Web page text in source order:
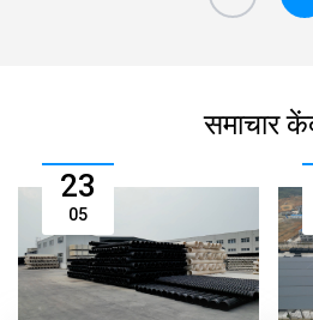
समाचार
23
05